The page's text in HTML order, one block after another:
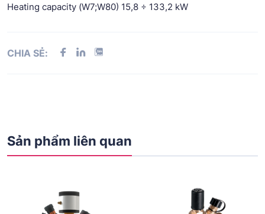
Heating capacity (W7;W80) 15,8 ÷ 133,2 kW
CHIA SẺ:
Sản phẩm liên quan